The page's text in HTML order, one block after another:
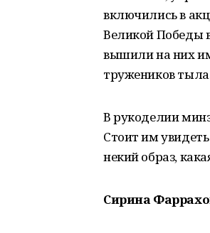
включились в
Великой Победы
вышили на них
тружеников
В рукоделии
Стоит им
некий образ,
Сирина